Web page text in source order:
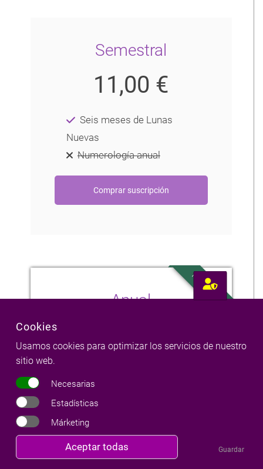
Semestral
11,00 €
Seis meses de Lunas
Nuevas
Numerología anual
Anual Más popular
18,00 €
el año
Numerología anual
Cookies
Usamos cookies para optimizar los servicios de nuestro
sitio web.
Necesarias
Estadísticas
Márketing
Aceptar todas Guardar